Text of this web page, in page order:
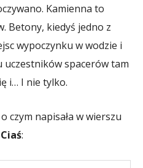
Kamienna to
Betony, kiedyś jedno z
wypoczynku w wodzie i
uczestników spacerów tam
i… I nie tylko.
czym napisała w wierszu
: